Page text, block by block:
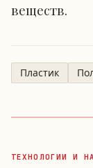
веществ.
Пластик
ТЕХНОЛОГИИ И